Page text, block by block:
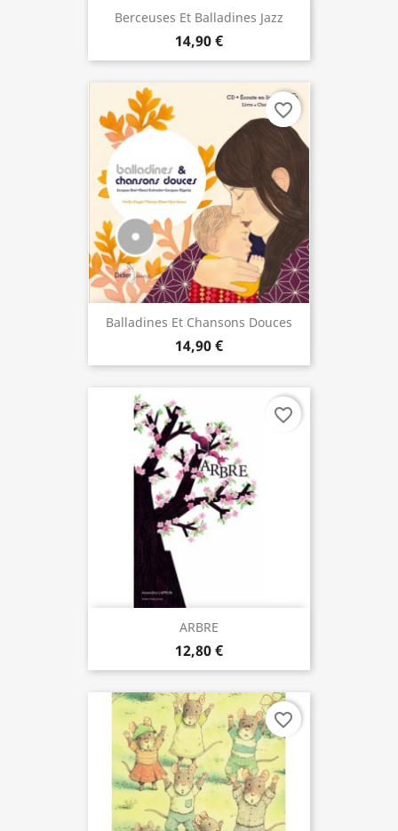
Berceuses Et Balladines Jazz
14,90 €
Balladines Et Chansons Douces
14,90 €
favorite_border
ARBRE
12,80 €
favorite_border
favorite_border